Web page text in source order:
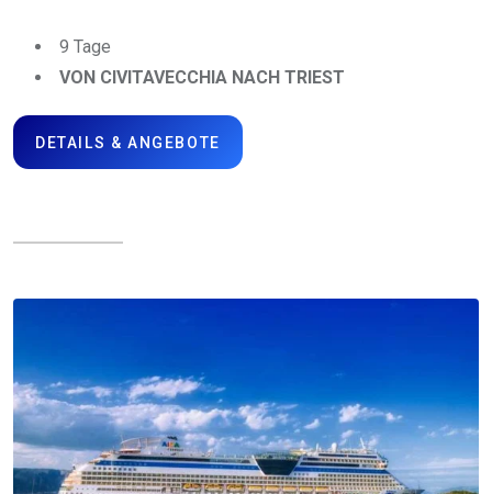
9 Tage
VON CIVITAVECCHIA NACH TRIEST
DETAILS & ANGEBOTE